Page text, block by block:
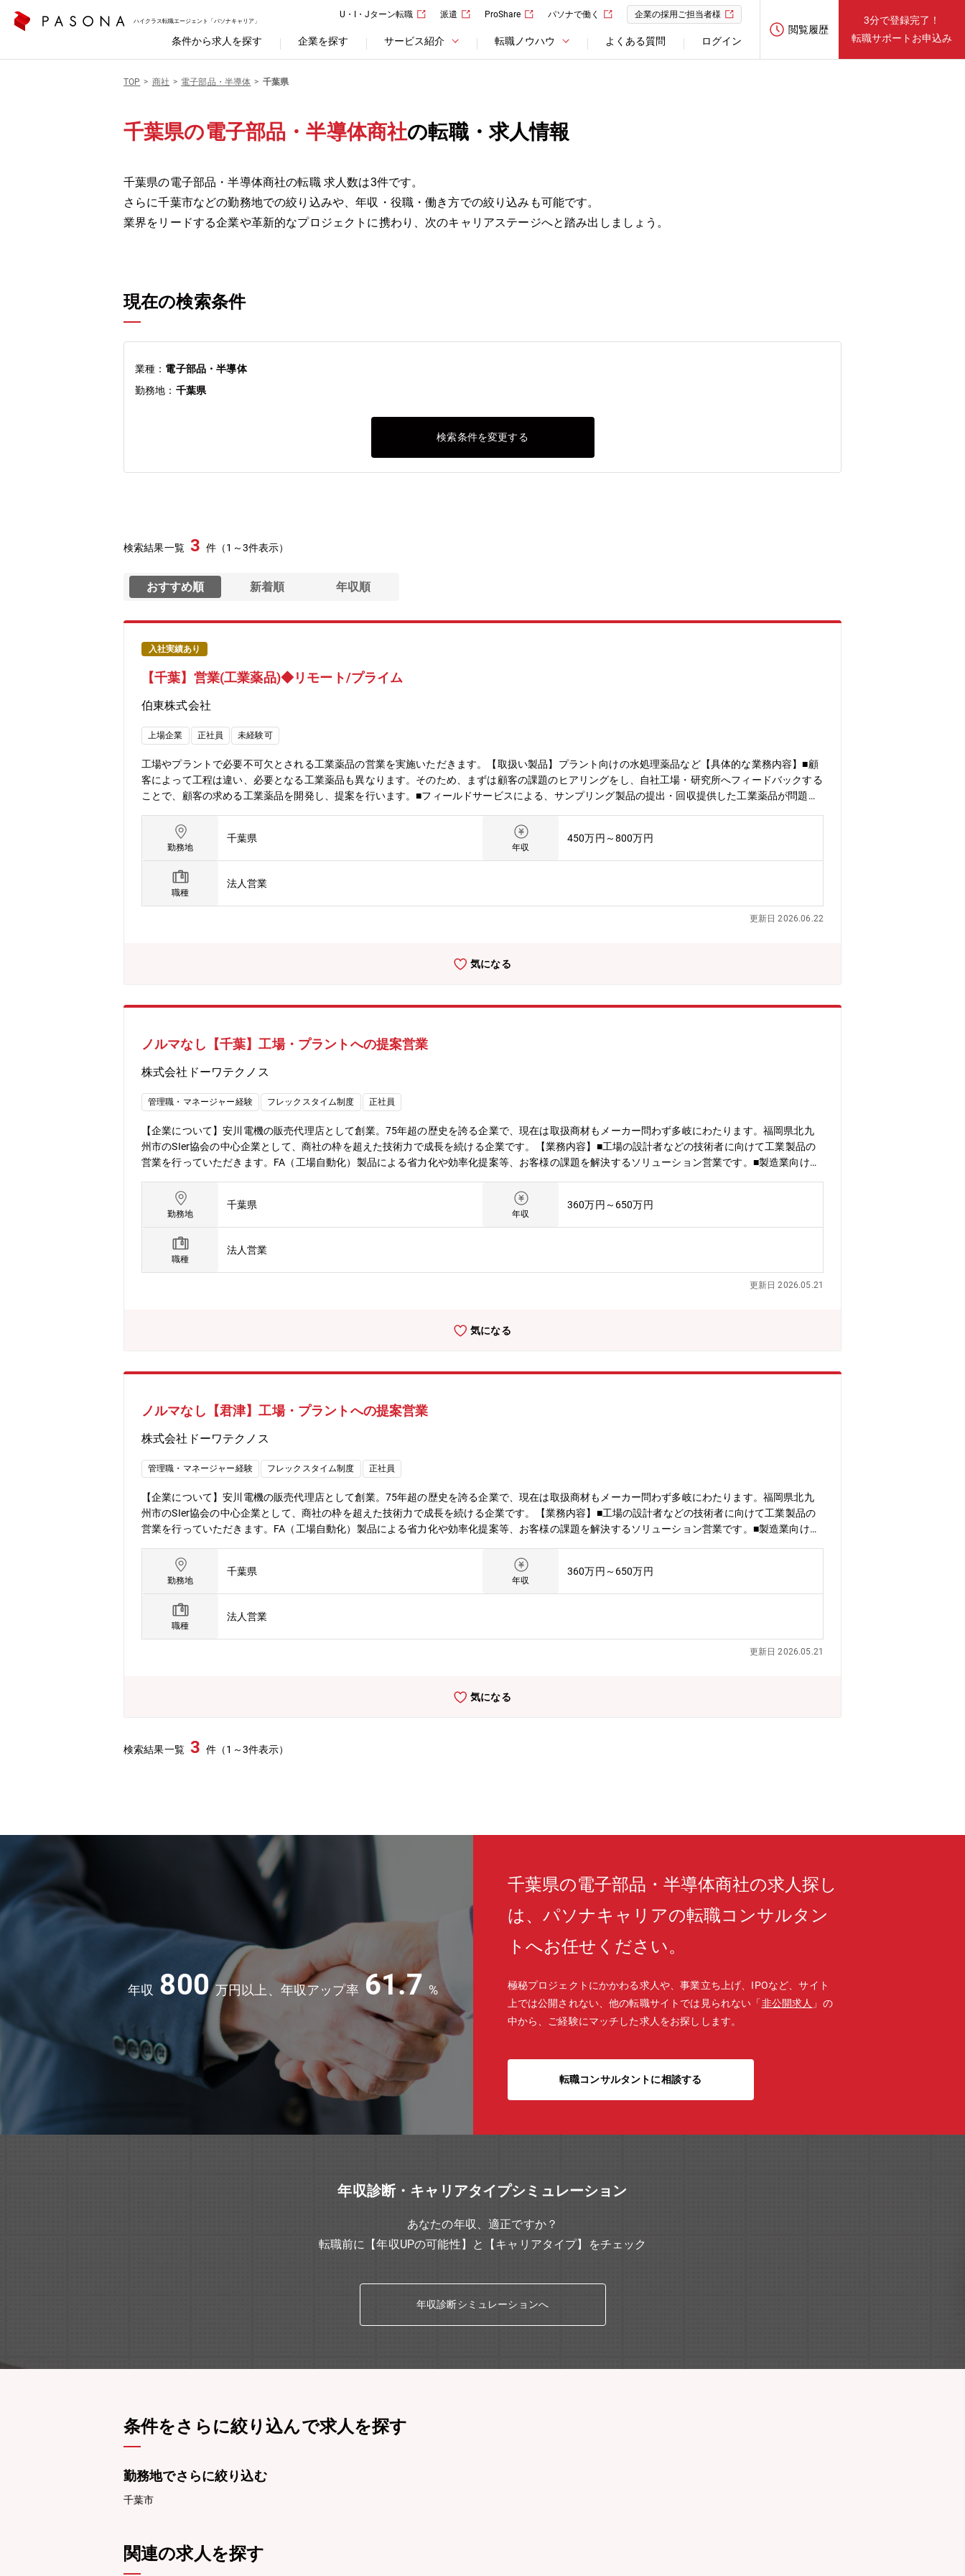
ハイクラス転職エージェント「パソナキャリア」
U・I・Jターン転職 派遣 ProShare パソナで働く 企業の採用ご担当者様
条件から求人を探す 企業を探す サービス紹介 転職ノウハウ よくある質問 ログイン
閲覧履歴
3分で登録完了！
転職サポートお申込み
TOP 商社 電子部品・半導体 千葉県
千葉県の電子部品・半導体商社の転職・求人情報
千葉県の電子部品・半導体商社の転職 求人数は3件です。
さらに千葉市などの勤務地での絞り込みや、年収・役職・働き方での絞り込みも可能です。
業界をリードする企業や革新的なプロジェクトに携わり、次のキャリアステージへと踏み出しましょう。
現在の検索条件
業種： 電子部品・半導体
勤務地： 千葉県
検索条件を変更する
検索結果一覧 3 件（1～3件表示）
おすすめ順 新着順 年収順
入社実績あり
【千葉】営業(工業薬品)◆リモート/プライム
伯東株式会社
上場企業 正社員 未経験可
工場やプラントで必要不可欠とされる工業薬品の営業を実施いただきます。【取扱い製品】プラント向けの水処理薬品など【具体的な業務内容】■顧
客によって工程は違い、必要となる工業薬品も異なります。そのため、まずは顧客の課題のヒアリングをし、自社工場・研究所へフィードバックする
ことで、顧客の求める工業薬品を開発し、提案を行います。■フィールドサービスによる、サンプリング製品の提出・回収提供した工業薬品が問題な
製品開発に向けての試作品のアイデア出しやマーケティング戦略立案【魅力/特徴】■顧客のニーズに合わせて開発を行うため、技術提案性の高い営業
職です。1つの提案が長期に渡ることもあり、顧客との密度が濃く信頼関係を築いていくことが可能です。【働き方】■出張 有※基本的に仕事場は
顧客先になるため、?帰りも含め出張は多いです。※?動?を使って幅広いエリアを担当することもございますが、直?直帰が認められており、仕事の進
め?などはご自身の裁量で決定可能です。■転勤 当面無（将来的な転勤可能性はあります）■リモートワーク 適宜利用可能【社風】仕事を任され、
自由裁量の中で仕事が出来る事が特徴で、年齢・役職の上下は、新卒・中途関係なく活躍のチャンスが与えられます。また、中途入社の割合の方が多
く、新卒とハンディなく勤務可能です。
勤務地
千葉県
年収
450万円～800万円
職種
法人営業
更新日 2026.06.22
気になる
ノルマなし【千葉】工場・プラントへの提案営業
株式会社ドーワテクノス
管理職・マネージャー経験 フレックスタイム制度 正社員
【企業について】安川電機の販売代理店として創業。75年超の歴史を誇る企業で、現在は取扱商材もメーカー問わず多岐にわたります。福岡県北九
州市のSIer協会の中心企業として、商社の枠を超えた技術力で成長を続ける企業です。【業務内容】■工場の設計者などの技術者に向けて工業製品の
営業を行っていただきます。FA（工場自動化）製品による省力化や効率化提案等、お客様の課題を解決するソリューション営業です。■製造業向けの
す。 ■その他、製品によっては納品時に現場立ち合いが発生しますが、設置工事などは協力会社が行います。■ノルマはございません。数字に追われ
ることなく、お客様との信頼関係や質の高いサービス提供に集中できる環境を整えています。一人一人の“考動“を重視しています。【教育体制】機械
商社ですが、社員の7割が文系出身です。入社直後研修やOJTにとどまらず、メーカー研修や自己研鑽の補助もあるからこそ皆が活躍人材となってい
ます。 【転勤】強制的な転勤は一切なく、周期的な転勤もありません。転勤が生じる場合は、キャリアアップの際などに双方合意したうえでの転勤
となります。【千葉支店】支店長1名、営業5名、営業事務2名【魅力】■安定の事業基盤：コロナ禍を除いては業績賞与支給しており、九州をはじめ
とする製鉄、機械、ケミカルなど国内有数の大手企業との関係を築いています。■事業戦略：この度、同社で初となる工場を新設し設計・技術開発も
手掛け、商社機能だけでなく、お客様の現場に寄り添ったソリューションをさらに強化しています。■進化（変革の過渡期）：現在社内プロジェクト
勤務地
千葉県
年収
360万円～650万円
職種
法人営業
更新日 2026.05.21
気になる
ノルマなし【君津】工場・プラントへの提案営業
株式会社ドーワテクノス
管理職・マネージャー経験 フレックスタイム制度 正社員
【企業について】安川電機の販売代理店として創業。75年超の歴史を誇る企業で、現在は取扱商材もメーカー問わず多岐にわたります。福岡県北九
州市のSIer協会の中心企業として、商社の枠を超えた技術力で成長を続ける企業です。【業務内容】■工場の設計者などの技術者に向けて工業製品の
営業を行っていただきます。FA（工場自動化）製品による省力化や効率化提案等、お客様の課題を解決するソリューション営業です。■製造業向けの
す。 ■その他、製品によっては納品時に現場立ち合いが発生しますが、設置工事などは協力会社が行います。■ノルマはございません。数字に追われ
ることなく、お客様との信頼関係や質の高いサービス提供に集中できる環境を整えています。一人一人の“考動“を重視しています。【教育体制】機械
商社ですが、社員の7割が文系出身です。入社直後研修やOJTにとどまらず、メーカー研修や自己研鑽の補助もあるからこそ皆が活躍人材となってい
ます。 【転勤】強制的な転勤は一切なく、周期的な転勤もありません。転勤が生じる場合は、キャリアアップの際などに双方合意したうえでの転勤
となります。【君津営業所】営業所長1名、営業2名、営業事務1名【魅力】■安定の事業基盤：コロナ禍を除いては業績賞与支給しており、九州をは
じめとする製鉄、機械、ケミカルなど国内有数の大手企業との関係を築いています。■事業戦略：この度、同社で初となる工場を新設し設計・技術開
発も手掛け、商社機能だけでなく、お客様の現場に寄り添ったソリューションをさらに強化しています。■進化（変革の過渡期）：現在社内プロジェ
勤務地
千葉県
年収
360万円～650万円
職種
法人営業
更新日 2026.05.21
気になる
検索結果一覧 3 件（1～3件表示）
年収 800 万円以上、年収アップ率 61.7 %
千葉県の電子部品・半導体商社の求人探し
は、パソナキャリアの転職コンサルタン
トへお任せください。
極秘プロジェクトにかかわる求人や、事業立ち上げ、IPOなど、サイト
上では公開されない、他の転職サイトでは見られない「非公開求人 」の
中から、ご経験にマッチした求人をお探しします。
転職コンサルタントに相談する
年収診断・キャリアタイプシミュレーション
あなたの年収、適正ですか？
転職前に【年収UPの可能性】と【キャリアタイプ】をチェック
年収診断シミュレーションへ
条件をさらに絞り込んで求人を探す
勤務地でさらに絞り込む
千葉市
関連の求人を探す